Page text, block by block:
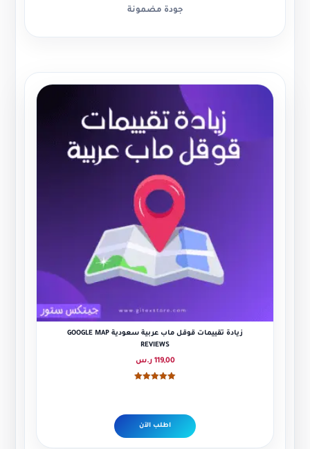
جودة مضمونة
زيادة تقييمات قوقل ماب عربية سعودية GOOGLE MAP
REVIEWS
119,00 ر.س
اطلب الآن